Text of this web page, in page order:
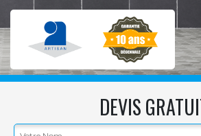
DEVIS